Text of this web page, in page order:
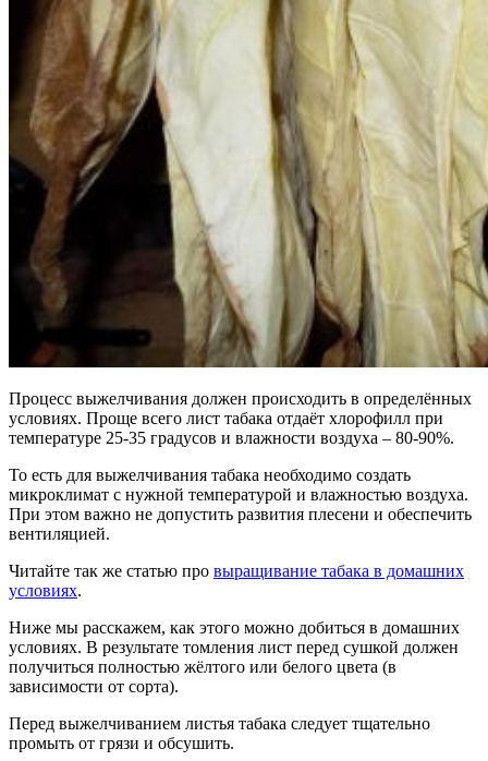
Процесс выжелчивания должен происходить в определённых
условиях. Проще всего лист табака отдаёт хлорофилл при
температуре 25-35 градусов и влажности воздуха – 80-90%.
То есть для выжелчивания табака необходимо создать
микроклимат с нужной температурой и влажностью воздуха.
При этом важно не допустить развития плесени и обеспечить
вентиляцией.
Читайте так же статью про выращивание табака в домашних
условиях.
Ниже мы расскажем, как этого можно добиться в домашних
условиях. В результате томления лист перед сушкой должен
получиться полностью жёлтого или белого цвета (в
зависимости от сорта).
Перед выжелчиванием листья табака следует тщательно
промыть от грязи и обсушить.